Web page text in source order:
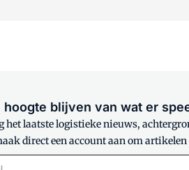
hoogte blijven van wat er
het laatste logistieke nieuws,
direct een account aan om